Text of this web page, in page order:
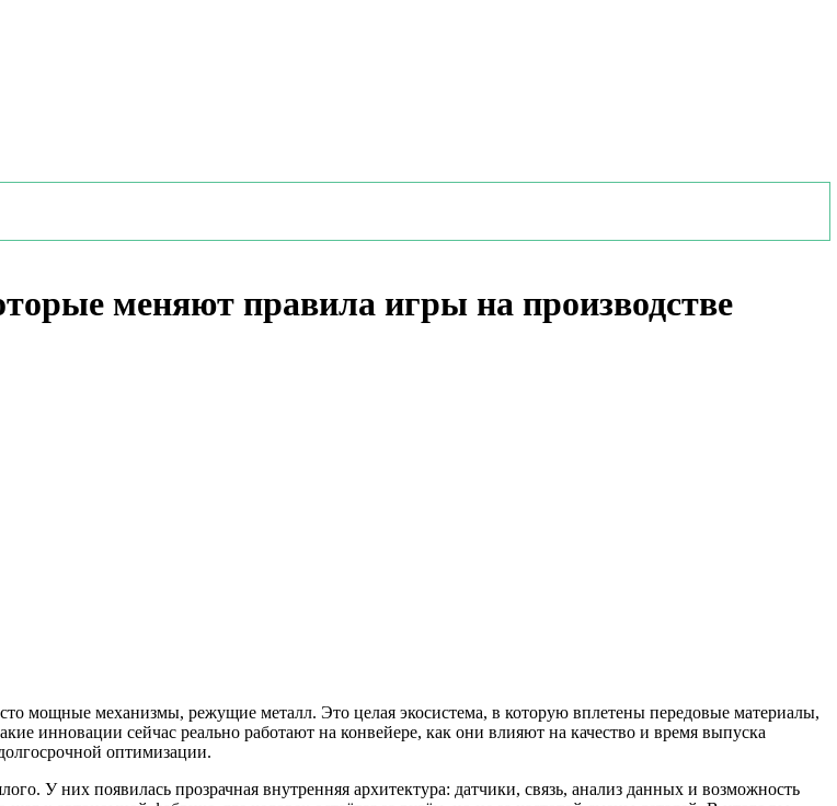
меняют правила игры на производстве
мощные механизмы, режущие металл. Это целая экосистема, в которую вплетены передовые материалы,
инновации сейчас реально работают на конвейере, как они влияют на качество и время выпуска
оптимизации.
У них появилась прозрачная внутренняя архитектура: датчики, связь, анализ данных и возможность